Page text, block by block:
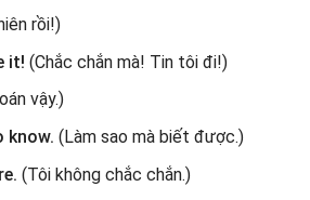
rồi!)
it! (Chắc chắn mà! Tin tôi đi!)
vậy.)
know. (Làm sao mà biết được.)
(Tôi không chắc chắn.)